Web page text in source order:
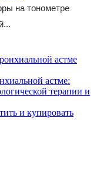
на тонометре
астме:
терапии и